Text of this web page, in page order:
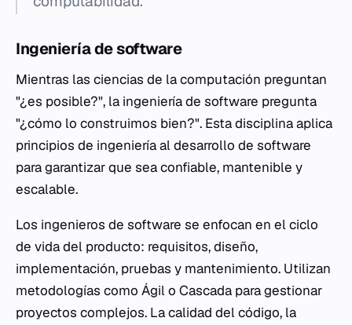
Ingeniería de software
Mientras las ciencias de la computación preguntan
"¿es posible?", la ingeniería de software pregunta
"¿cómo lo construimos bien?". Esta disciplina aplica
principios de ingeniería al desarrollo de software
para garantizar que sea confiable, mantenible y
escalable.
Los ingenieros de software se enfocan en el ciclo
de vida del producto: requisitos, diseño,
implementación, pruebas y mantenimiento. Utilizan
metodologías como Ágil o Cascada para gestionar
proyectos complejos. La calidad del código, la